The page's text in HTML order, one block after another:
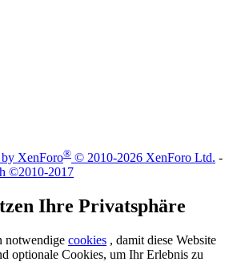
XenForo® © 2010-2026 XenForo Ltd. -
©2010-2017
Ihre Privatsphäre
notwendige cookies , damit diese Website
optionale Cookies, um Ihr Erlebnis zu